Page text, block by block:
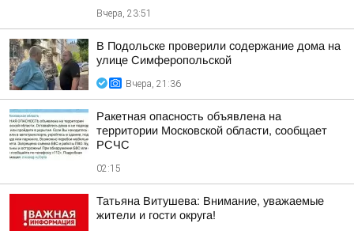
Вчера, 23:51
В Подольске проверили содержание дома на
улице Симферопольской
Вчера, 21:36
Ракетная опасность объявлена на
территории Московской области, сообщает
РСЧС
02:15
Татьяна Витушева: Внимание, уважаемые
жители и гости округа!